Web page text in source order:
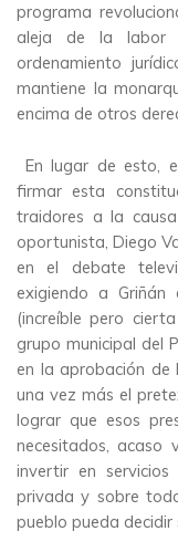
programa
aleja de la labor
ordenamiento
mantiene la
encima de otros
En lugar de esto,
firmar esta
traidores a la
oportunista, Diego
en el debate
exigiendo a
(increíble pero
grupo municipal del
en la aprobación de
una vez más el
lograr que esos
necesitados, acaso
invertir en
privada y sobre
pueblo pueda